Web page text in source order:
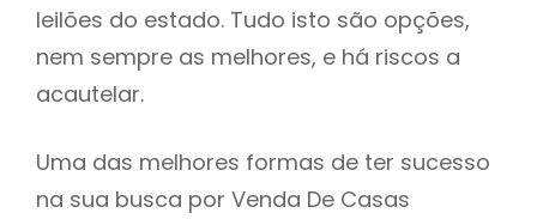
leilões do estado. Tudo isto são opções,
nem sempre as melhores, e há riscos a
acautelar.
Uma das melhores formas de ter sucesso
na sua busca por Venda De Casas